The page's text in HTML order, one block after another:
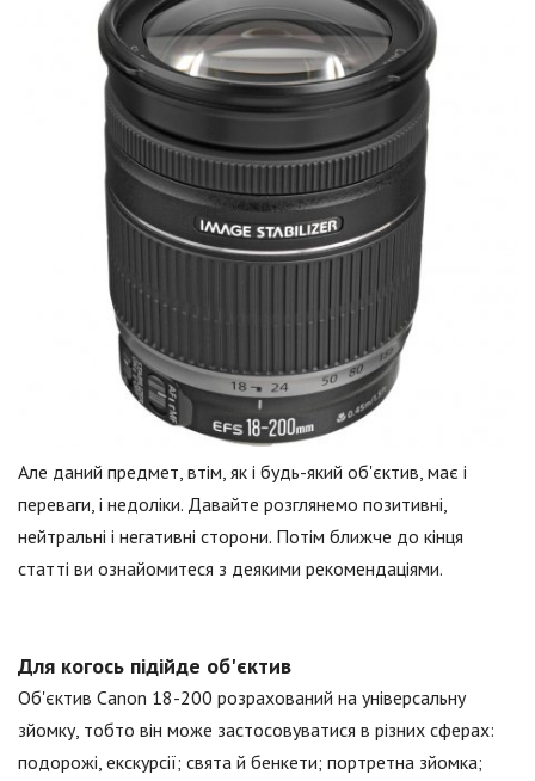
Але даний предмет, втім, як і будь-який об'єктив, має і
переваги, і недоліки. Давайте розглянемо позитивні,
нейтральні і негативні сторони. Потім ближче до кінця
статті ви ознайомитеся з деякими рекомендаціями.
Для когось підійде об'єктив
Об'єктив Canon 18-200 розрахований на універсальну
зйомку, тобто він може застосовуватися в різних сферах:
подорожі, екскурсії; свята й бенкети; портретна зйомка;